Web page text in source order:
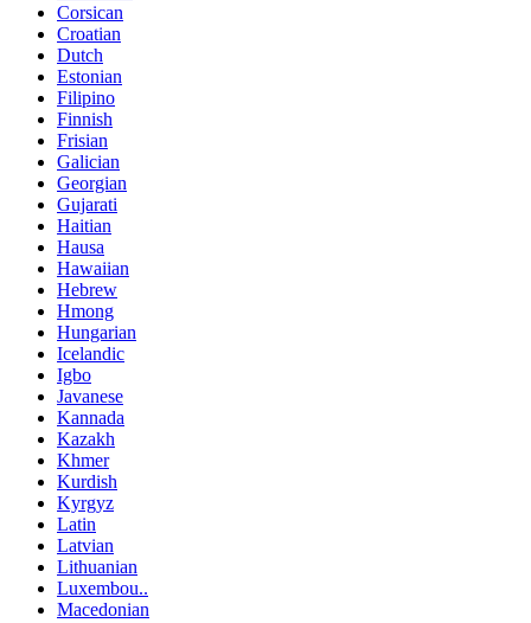
Corsican
Croatian
Dutch
Estonian
Filipino
Finnish
Frisian
Galician
Georgian
Gujarati
Haitian
Hausa
Hawaiian
Hebrew
Hmong
Hungarian
Icelandic
Igbo
Javanese
Kannada
Kazakh
Khmer
Kurdish
Kyrgyz
Latin
Latvian
Lithuanian
Luxembou..
Macedonian